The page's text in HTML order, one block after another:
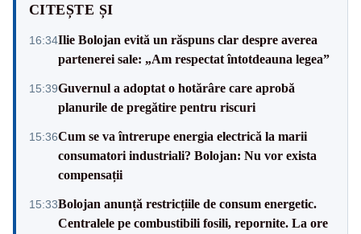
CITEȘTE ȘI
16:34Ilie Bolojan evită un răspuns clar despre averea
partenerei sale: „Am respectat întotdeauna legea”
15:39Guvernul a adoptat o hotărâre care aprobă
planurile de pregătire pentru riscuri
15:36Cum se va întrerupe energia electrică la marii
consumatori industriali? Bolojan: Nu vor exista
compensații
15:33Bolojan anunță restricțiile de consum energetic.
Centralele pe combustibili fosili, repornite. La ore